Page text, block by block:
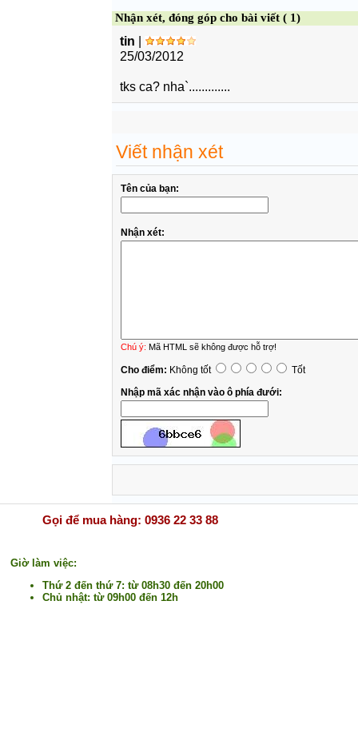
Nhận xét, đóng góp cho bài viết ( 1)
tin |
25/03/2012
tks ca? nha`.............
Viết nhận xét
Tên của bạn:
Nhận xét:
Chú ý: Mã HTML sẽ không được hỗ trợ!
Cho điểm: Không tốt
Tốt
Nhập mã xác nhận vào ô phía đưới:
Gọi để mua hàng: 0936 22 33 88
Giờ làm việc:
Thứ 2 đến thứ 7: từ 08h30 đến 20h00
Chủ nhật: từ 09h00 đến 12h